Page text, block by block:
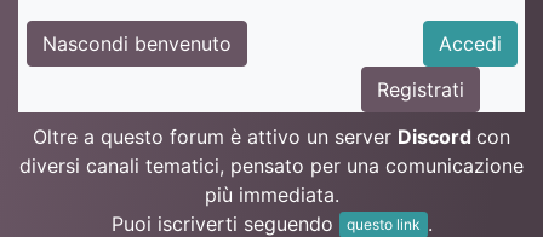
Nascondi benvenuto
Accedi
Registrati
Oltre a questo forum è attivo un server Discord con
diversi canali tematici, pensato per una comunicazione
più immediata.
Puoi iscriverti seguendo
questo link .